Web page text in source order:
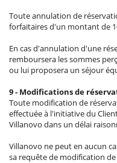
Toute annulation de
forfaitaires d'un montant de
En cas d'annulation d'une
remboursera les sommes
ou lui proposera un séjour
9 - Modifications de
Toute modification de
effectuée à l'initiative du
Villanovo dans un délai
Villanovo ne peut en aucun
sa requête de modification